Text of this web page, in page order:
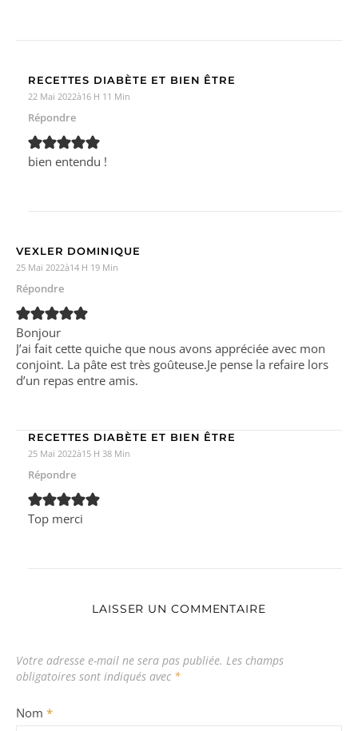
RECETTES DIABÈTE ET BIEN ÊTRE
22 Mai 2022à16 H 11 Min
Répondre
bien entendu !
VEXLER DOMINIQUE
25 Mai 2022à14 H 19 Min
Répondre
Bonjour
J’ai fait cette quiche que nous avons appréciée avec mon
conjoint. La pâte est très goûteuse.Je pense la refaire lors
d’un repas entre amis.
RECETTES DIABÈTE ET BIEN ÊTRE
25 Mai 2022à15 H 38 Min
Répondre
Top merci
LAISSER UN COMMENTAIRE
Votre adresse e-mail ne sera pas publiée. Les champs
obligatoires sont indiqués avec *
Nom *